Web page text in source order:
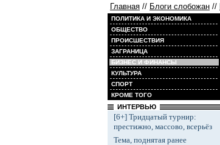
Главная // Блоги слобожан //
ПОЛИТИКА И ЭКОНОМИКА
ОБЩЕСТВО
ПРОИСШЕСТВИЯ
ЗАГРАНИЦА
БИЗНЕС И ФИНАНСЫ
КУЛЬТУРА
СПОРТ
КРОМЕ ТОГО
ИНТЕРВЬЮ
[6+] Тридцатый турнир:
престижно, массово, всерьёз
Тема, поднятая ранее